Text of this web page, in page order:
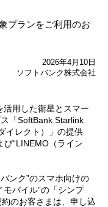
プランをご利用のお
2026年4月10日
ソフトバンク株式会社
活用した衛星とスマー
「SoftBank Starlink
イレクト）」の提供
び“LINEMO（ライン
ンク”のスマホ向けの
バイル”の「シンプ
のお客さまは、申し込